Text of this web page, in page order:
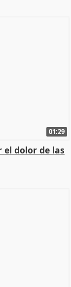
01:29
el dolor de las